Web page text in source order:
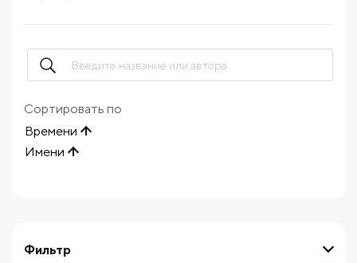
Фильтр
Сортировать по
Времени
Имени